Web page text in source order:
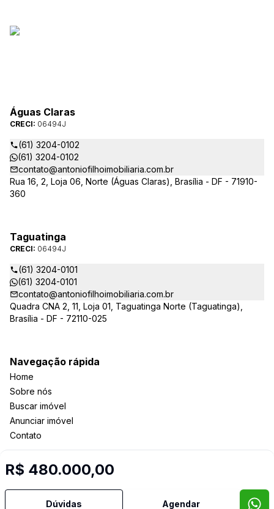
R$ 480.000,00
Dúvidas Agendar
Águas Claras
CRECI: 06494J
(61) 3204-0102
(61) 3204-0102
contato@antoniofilhoimobiliaria.com.br
Rua 16, 2, Loja 06, Norte (Águas Claras), Brasília - DF - 71910-
360
Taguatinga
CRECI: 06494J
(61) 3204-0101
(61) 3204-0101
contato@antoniofilhoimobiliaria.com.br
Quadra CNA 2, 11, Loja 01, Taguatinga Norte (Taguatinga),
Brasília - DF - 72110-025
Navegação rápida
Home
Sobre nós
Buscar imóvel
Anunciar imóvel
Contato
Selo de Tecnologia Loft